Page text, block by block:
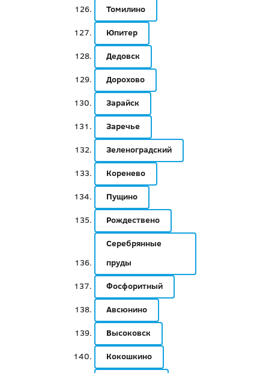
Томилино
Юпитер
Дедовск
Дорохово
Зарайск
Заречье
Зеленоградский
Коренево
Пущино
Рождествено
Серебрянные
пруды
Фосфоритный
Авсюнино
Высоковск
Кокошкино